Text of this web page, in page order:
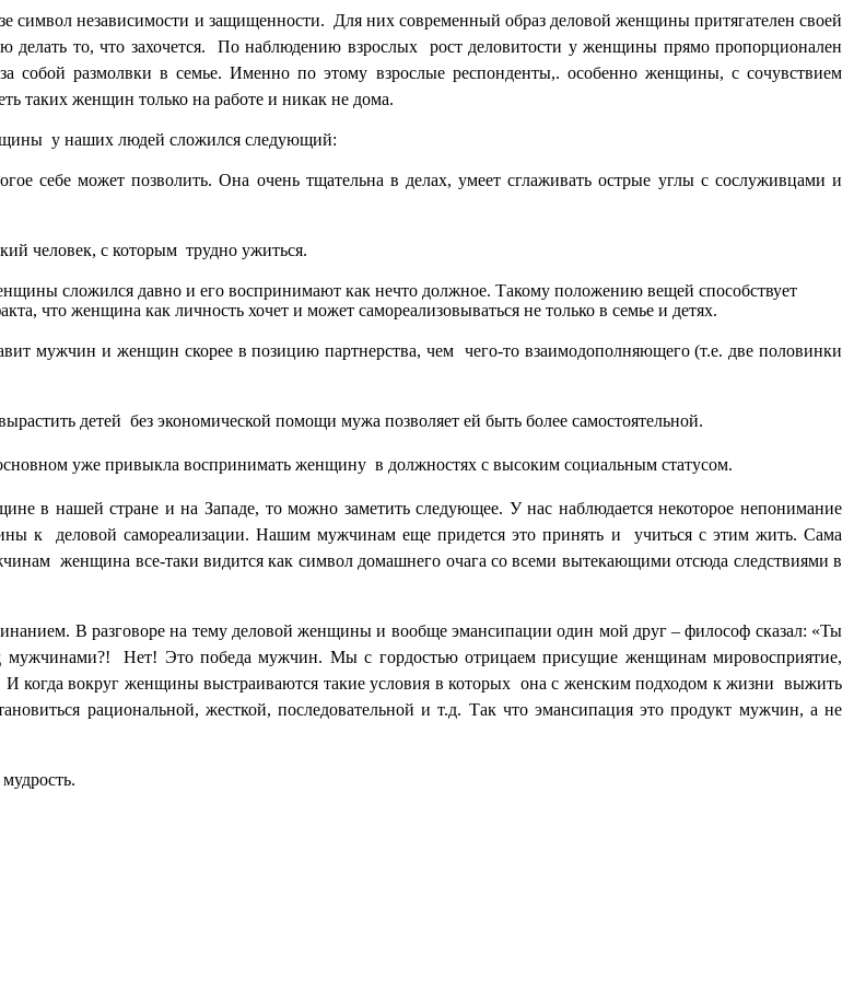
символ независимости и защищенности. Для них современный образ деловой женщины притягателен своей
то, что захочется.
По наблюдению взрослых
рост деловитости у женщины прямо пропорционален
за собой размолвки в семье. Именно по этому взрослые респонденты,. особенно женщины, с сочувствием
таких женщин только на работе и никак не дома.
у наших людей сложился следующий:
себе может позволить. Она очень тщательна в делах, умеет сглаживать острые углы с сослуживцами и
человек, с которым трудно ужиться.
сложился давно и его воспринимают как нечто должное. Такому положению вещей способствует
что женщина как личность хочет и может самореализовываться не только в семье и детях.
мужчин и женщин скорее в позицию партнерства, чем чего-то взаимодополняющего (т.е. две половинки
детей без экономической помощи мужа позволяет ей быть более самостоятельной.
уже привыкла воспринимать женщину в должностях с высоким социальным статусом.
в нашей стране и на Западе, то можно заметить следующее. У нас наблюдается некоторое непонимание
к деловой самореализации. Нашим мужчинам еще придется это принять и
учиться с этим жить. Сама
женщина все-таки видится как символ домашнего очага со всеми вытекающими отсюда следствиями в
В разговоре на тему деловой женщины и вообще эмансипации один мой друг – философ сказал: «Ты
мужчинами?!
Нет! Это победа мужчин. Мы с гордостью отрицаем присущие женщинам мировосприятие,
когда вокруг женщины выстраиваются такие условия в которых она с женским подходом к жизни выжить
рациональной, жесткой, последовательной и т.д. Так что эмансипация это продукт мужчин, а не